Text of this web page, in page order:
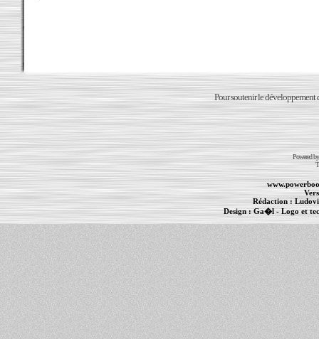
Pour soutenir le développement
Powered
Rédaction :
Design :Ga�l- Logo et